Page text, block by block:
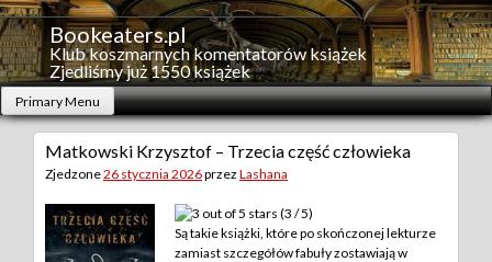
Skip
to
content
Bookeaters.pl
Klub koszmarnych komentatorów książek
Zjedliśmy już 1550 książek
Primary Menu
Matkowski Krzysztof – Trzecia część człowieka
Zjedzone26 stycznia 2026przez Lashana
(3 / 5)
Są takie książki, które po skończonej lekturze
zamiast szczegółów fabuły zostawiają w